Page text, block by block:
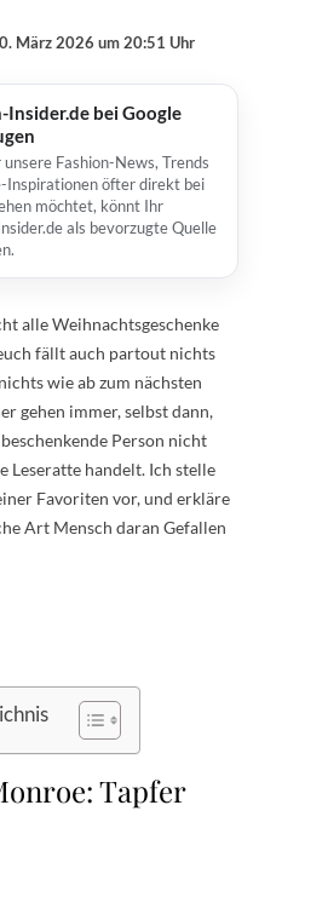
März 2026 um 20:51 Uhr
Insider.de bei Google
Fashion-News, Trends
Inspirationen öfter direkt bei
möchtet, könnt Ihr
als bevorzugte Quelle
alle Weihnachtsgeschenke
fällt auch partout nichts
wie ab zum nächsten
gehen immer, selbst dann,
Person nicht
Leseratte handelt. Ich stelle
Favoriten vor, und erkläre
Art Mensch daran Gefallen
Tapfer